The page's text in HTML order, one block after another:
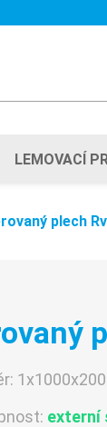
LEMOVACÍ
plech
externí